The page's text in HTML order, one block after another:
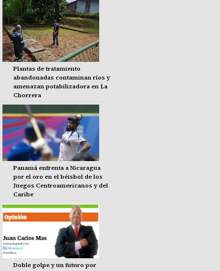
Plantas de tratamiento
abandonadas contaminan ríos y
amenazan potabilizadora en La
Chorrera
Panamá enfrenta a Nicaragua
por el oro en el béisbol de los
Juegos Centroamericanos y del
Caribe
Doble golpe y un futuro por